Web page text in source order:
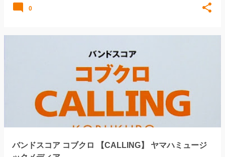
0
バンドスコア コブクロ 【CALLING】 ヤマハミュージ